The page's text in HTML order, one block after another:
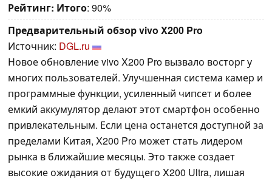
Рейтинг: Итого: 90%
Предварительный обзор vivo X200 Pro
Источник: DGL.ru
Новое обновление vivo X200 Pro вызвало восторг у
многих пользователей. Улучшенная система камер и
программные функции, усиленный чипсет и более
емкий аккумулятор делают этот смартфон особенно
привлекательным. Если цена останется доступной за
пределами Китая, X200 Pro может стать лидером
рынка в ближайшие месяцы. Это также создает
высокие ожидания от будущего X200 Ultra, лишая